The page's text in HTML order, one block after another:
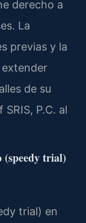
derecho a
La
previas y la
de su
P.C. al
(speedy trial)
trial) en